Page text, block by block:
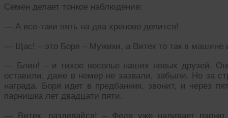
Семен делает тонкое наблюдение:
— А все-таки пять на два хреново делится!
— Щас! – это Боря – Мужики, а Витек то так в машине
— Блин! – и тихое веселье наших новых друзей.
оставили, даже в номер не зазвали, забыли. Но за
награда. Боря идет в предбанник, звонит, и через
парнишка лет двадцати пяти.
— Витек, раздевайся! – Федя уже наливает